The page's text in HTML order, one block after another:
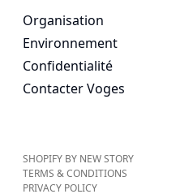
Organisation
Environnement
Confidentialité
Contacter Voges
SHOPIFY BY NEW STORY
TERMS & CONDITIONS
PRIVACY POLICY